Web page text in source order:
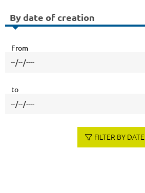
By date of creation
From
to
FILTER BY DATE